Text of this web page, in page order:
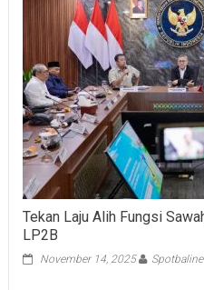
Tekan Laju Alih Fungsi
LP2B
November 14, 2025